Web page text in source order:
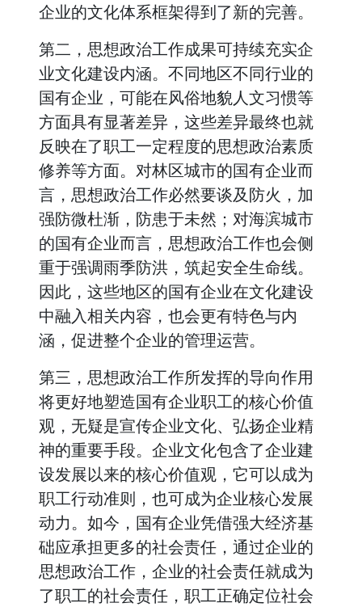
企业的文化体系框架得到了新的完善。
第二，思想政治工作成果可持续充实企
业文化建设内涵。不同地区不同行业的
国有企业，可能在风俗地貌人文习惯等
方面具有显著差异，这些差异最终也就
反映在了职工一定程度的思想政治素质
修养等方面。对林区城市的国有企业而
言，思想政治工作必然要谈及防火，加
强防微杜渐，防患于未然；对海滨城市
的国有企业而言，思想政治工作也会侧
重于强调雨季防洪，筑起安全生命线。
因此，这些地区的国有企业在文化建设
中融入相关内容，也会更有特色与内
涵，促进整个企业的管理运营。
第三，思想政治工作所发挥的导向作用
将更好地塑造国有企业职工的核心价值
观，无疑是宣传企业文化、弘扬企业精
神的重要手段。企业文化包含了企业建
设发展以来的核心价值观，它可以成为
职工行动准则，也可成为企业核心发展
动力。如今，国有企业凭借强大经济基
础应承担更多的社会责任，通过企业的
思想政治工作，企业的社会责任就成为
了职工的社会责任，职工正确定位社会